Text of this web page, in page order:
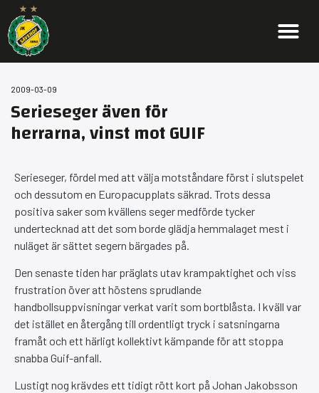
2009-03-09
Serieseger även för
herrarna, vinst mot GUIF
Serieseger, fördel med att välja motståndare först i slutspelet
och dessutom en Europacupplats säkrad. Trots dessa
positiva saker som kvällens seger medförde tycker
undertecknad att det som borde glädja hemmalaget mest i
nuläget är sättet segern bärgades på.
Den senaste tiden har präglats utav krampaktighet och viss
frustration över att höstens sprudlande
handbollsuppvisningar verkat varit som bortblåsta. I kväll var
det istället en återgång till ordentligt tryck i satsningarna
framåt och ett härligt kollektivt kämpande för att stoppa
snabba Guif-anfall.
Lustigt nog krävdes ett tidigt rött kort på Johan Jakobsson